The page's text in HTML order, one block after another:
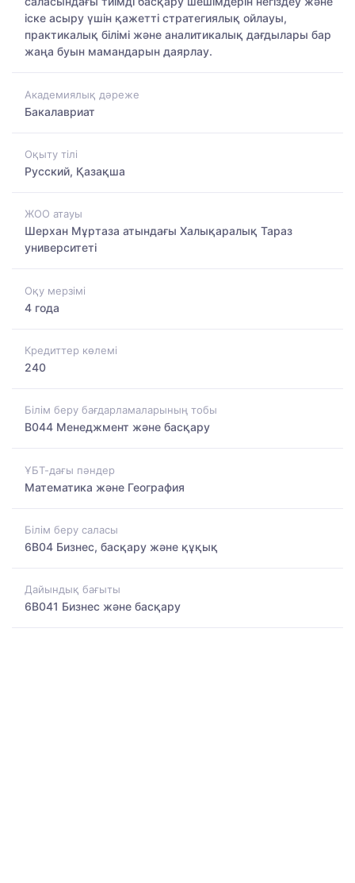
іске асыру үшін қажетті стратегиялық ойлауы,
практикалық білімі және аналитикалық дағдылары бар
жаңа буын мамандарын даярлау.
Академиялық дәреже
Бакалавриат
Оқыту тілі
Русский, Қазақша
ЖОО атауы
Шерхан Мұртаза атындағы Халықаралық Тараз
университеті
Оқу мерзімі
4 года
Кредиттер көлемі
240
Білім беру бағдарламаларының тобы
B044 Менеджмент және басқару
ҰБТ-дағы пәндер
Математика және География
Білім беру саласы
6B04 Бизнес, басқару және құқық
Дайындық бағыты
6B041 Бизнес және басқару